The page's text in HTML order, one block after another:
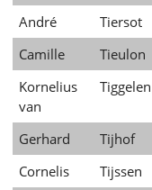
André Tiersot
Camille
Tieulon
Kornelius
van
Tiggelen
Gerhard Tijhof
Cornelis
Tijssen